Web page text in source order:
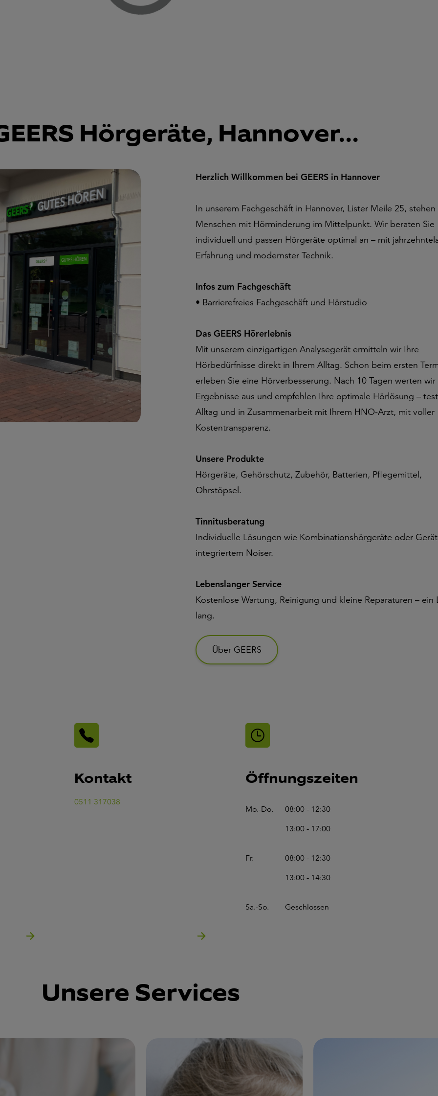
Hörgeräte, Hannover...
Herzlich Willkommen bei GEERS in Hannover
In unserem Fachgeschäft in Hannover, Lister Meile 25, stehen
Menschen mit Hörminderung im Mittelpunkt. Wir beraten Sie
individuell und passen Hörgeräte optimal an – mit
Erfahrung und modernster Technik.
Infos zum Fachgeschäft
• Barrierefreies Fachgeschäft und Hörstudio
Das GEERS Hörerlebnis
Mit unserem einzigartigen Analysegerät ermitteln wir Ihre
Hörbedürfnisse direkt in Ihrem Alltag. Schon beim ersten
erleben Sie eine Hörverbesserung. Nach 10 Tagen werten
Ergebnisse aus und empfehlen Ihre optimale Hörlösung –
Alltag und in Zusammenarbeit mit Ihrem HNO-Arzt, mit voller
Kostentransparenz.
Unsere Produkte
Hörgeräte, Gehörschutz, Zubehör, Batterien, Pflegemittel,
Ohrstöpsel.
Tinnitusberatung
Individuelle Lösungen wie Kombinationshörgeräte oder
integriertem Noiser.
Lebenslanger Service
Kostenlose Wartung, Reinigung und kleine Reparaturen – ein
lang.
Über GEERS
Kontakt
0511 317038
Öffnungszeiten
Mo.-Do.
08:00 - 12:30
13:00 - 17:00
Fr.
08:00 - 12:30
13:00 - 14:30
Sa.-So. Geschlossen
Unsere Services